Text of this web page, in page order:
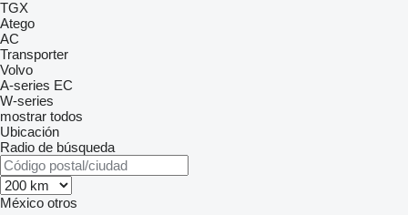
TGX
Atego
AC
Transporter
Volvo
A-series EC
W-series
mostrar todos
Ubicación
Radio de búsqueda
México otros